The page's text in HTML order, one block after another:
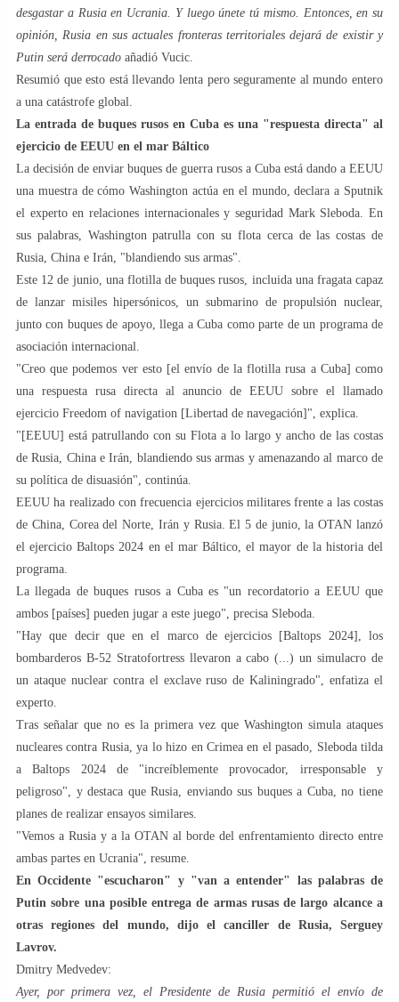
desgastar a Rusia en Ucrania. Y luego únete tú mismo. Entonces, en su
opinión, Rusia en sus actuales fronteras territoriales dejará de existir y
Putin será derrocado añadió Vucic.
Resumió que esto está llevando lenta pero seguramente al mundo entero
a una catástrofe global.
La entrada de buques rusos en Cuba es una "respuesta directa" al
ejercicio de EEUU en el mar Báltico
La decisión de enviar buques de guerra rusos a Cuba está dando a EEUU
una muestra de cómo Washington actúa en el mundo, declara a Sputnik
el experto en relaciones internacionales y seguridad Mark Sleboda. En
sus palabras, Washington patrulla con su flota cerca de las costas de
Rusia, China e Irán, "blandiendo sus armas".
Este 12 de junio, una flotilla de buques rusos, incluida una fragata capaz
de lanzar misiles hipersónicos, un submarino de propulsión nuclear,
junto con buques de apoyo, llega a Cuba como parte de un programa de
asociación internacional.
"Creo que podemos ver esto [el envío de la flotilla rusa a Cuba] como
una respuesta rusa directa al anuncio de EEUU sobre el llamado
ejercicio Freedom of navigation [Libertad de navegación]", explica.
"[EEUU] está patrullando con su Flota a lo largo y ancho de las costas
de Rusia, China e Irán, blandiendo sus armas y amenazando al marco de
su política de disuasión", continúa.
EEUU ha realizado con frecuencia ejercicios militares frente a las costas
de China, Corea del Norte, Irán y Rusia. El 5 de junio, la OTAN lanzó
el ejercicio Baltops 2024 en el mar Báltico, el mayor de la historia del
programa.
La llegada de buques rusos a Cuba es "un recordatorio a EEUU que
ambos [países] pueden jugar a este juego", precisa Sleboda.
"Hay que decir que en el marco de ejercicios [Baltops 2024], los
bombarderos B-52 Stratofortress llevaron a cabo (...) un simulacro de
un ataque nuclear contra el exclave ruso de Kaliningrado", enfatiza el
experto.
Tras señalar que no es la primera vez que Washington simula ataques
nucleares contra Rusia, ya lo hizo en Crimea en el pasado, Sleboda tilda
a Baltops 2024 de "increíblemente provocador, irresponsable y
peligroso", y destaca que Rusia, enviando sus buques a Cuba, no tiene
planes de realizar ensayos similares.
"Vemos a Rusia y a la OTAN al borde del enfrentamiento directo entre
ambas partes en Ucrania", resume.
En Occidente "escucharon" y "van a entender" las palabras de
Putin sobre una posible entrega de armas rusas de largo alcance a
otras regiones del mundo, dijo el canciller de Rusia, Serguey
Lavrov.
Dmitry Medvedev:
Ayer, por primera vez, el Presidente de Rusia permitió el envío de